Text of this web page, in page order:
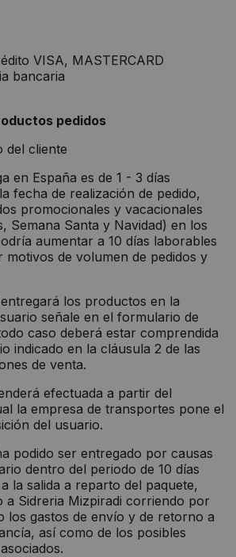
VISA, MASTERCARD
bancaria
pedidos
del cliente
en España es de 1 - 3 días
fecha de realización de pedido,
promocionales y vacacionales
Semana Santa y Navidad) en los
aumentar a 10 días laborables
motivos de volumen de pedidos y
los productos en la
señale en el formulario de
caso deberá estar comprendida
indicado en la cláusula 2 de las
de venta.
efectuada a partir del
la empresa de transportes pone el
del usuario.
podido ser entregado por causas
dentro del periodo de 10 días
la salida a reparto del paquete,
a Sidreria Mizpiradi corriendo por
los gastos de envío y de retorno a
así como de los posibles